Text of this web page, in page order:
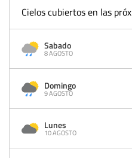
Cielos cubiertos en las
Sabado
8 AGOSTO
Domingo
9 AGOSTO
Lunes
10 AGOSTO